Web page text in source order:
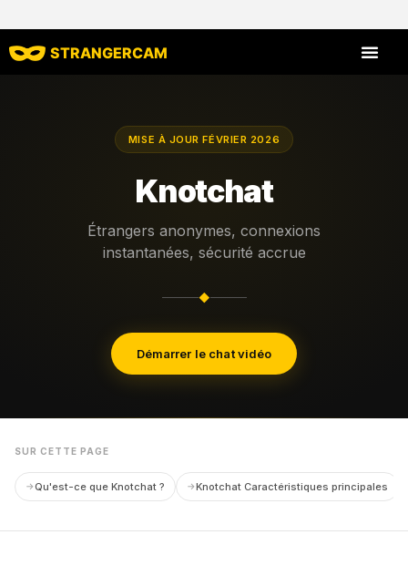
STRANGERCAM
MISE À JOUR FÉVRIER 2026
Knotchat
Étrangers anonymes, connexions
instantanées, sécurité accrue
◆
Démarrer le chat vidéo
SUR CETTE PAGE
Qu'est-ce que Knotchat ? Knotchat Caractéristiques principales